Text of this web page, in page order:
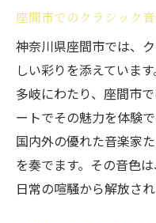
座間市でのクラシック
神奈川県座間市では、
しい彩りを添えていま
多岐にわたり、座間市
ートでその魅力を体験
国内外の優れた音楽家
を奏でます。その音色
日常の喧騒から解放さ